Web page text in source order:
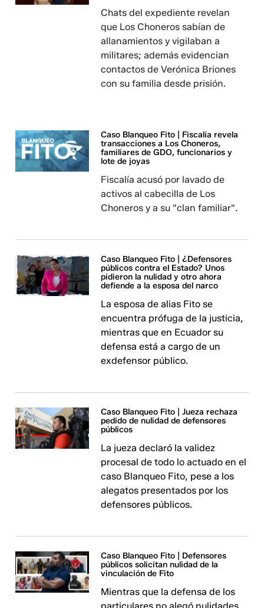
Chats del expediente revelan
que Los Choneros sabían de
allanamientos y vigilaban a
militares; además evidencian
contactos de Verónica Briones
con su familia desde prisión.
Caso Blanqueo Fito | Fiscalía revela
transacciones a Los Choneros,
familiares de GDO, funcionarios y
lote de joyas
Fiscalía acusó por lavado de
activos al cabecilla de Los
Choneros y a su "clan familiar".
Caso Blanqueo Fito | ¿Defensores
públicos contra el Estado? Unos
pidieron la nulidad y otro ahora
defiende a la esposa del narco
La esposa de alias Fito se
encuentra prófuga de la justicia,
mientras que en Ecuador su
defensa está a cargo de un
exdefensor público.
Caso Blanqueo Fito | Jueza rechaza
pedido de nulidad de defensores
públicos
La jueza declaró la validez
procesal de todo lo actuado en el
caso Blanqueo Fito, pese a los
alegatos presentados por los
defensores públicos.
Caso Blanqueo Fito | Defensores
públicos solicitan nulidad de la
vinculación de Fito
Mientras que la defensa de los